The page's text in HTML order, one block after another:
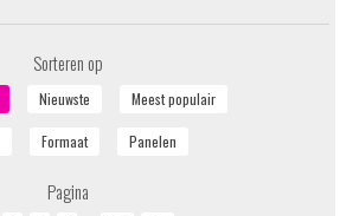
Sorteren op
Pagina